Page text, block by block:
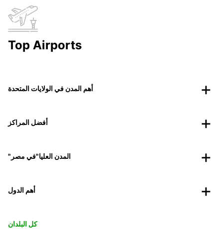
Top Airports
أهم المدن في الولايات المتحدة
أفضل المراكز
"المدن العليا"في مصر
أهم الدول
كل البلدان